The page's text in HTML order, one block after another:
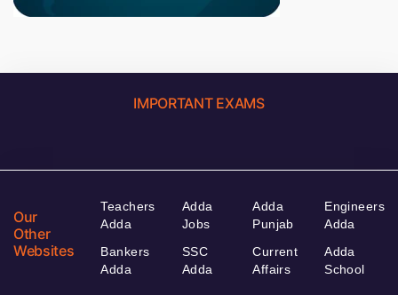
IMPORTANT EXAMS
Our
Other
Websites
Teachers
Adda
Bankers
Adda
Adda
Jobs
SSC
Adda
Adda
Punjab
Current
Affairs
Engineers
Adda
Adda
School